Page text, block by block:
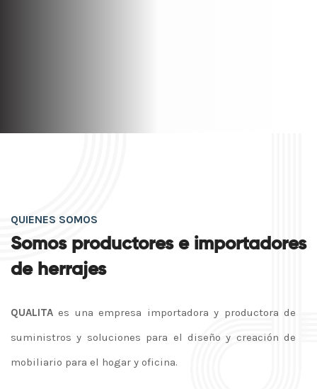
QUIENES SOMOS
Somos productores e importadores
de herrajes
QUALITA es una empresa importadora y productora de
suministros y soluciones para el diseño y creación de
mobiliario para el hogar y oficina.